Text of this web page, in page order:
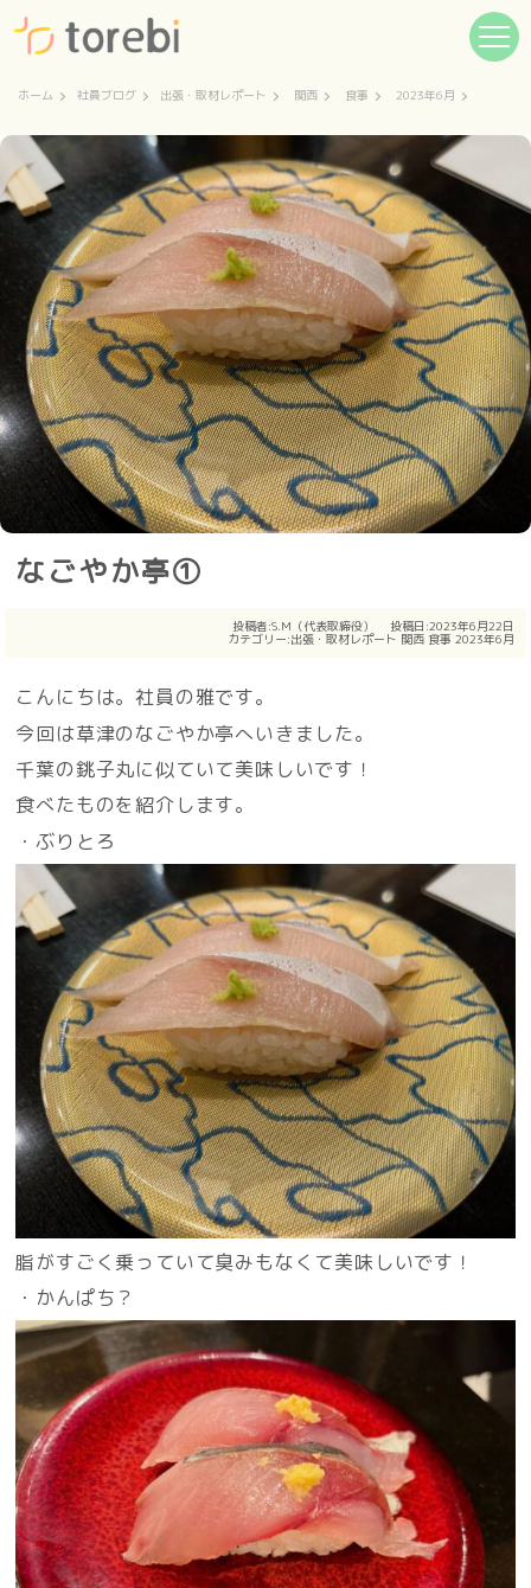
ホーム 社員ブログ 出張・取材レポート 関西 食事 2023年6月
なごやか亭①
投稿者:S.M（代表取締役） 投稿日:2023年6月22日
カテゴリー:出張・取材レポート 関西 食事 2023年6月
こんにちは。社員の雅です。
今回は草津のなごやか亭へいきました。
千葉の銚子丸に似ていて美味しいです！
食べたものを紹介します。
・ぶりとろ
脂がすごく乗っていて臭みもなくて美味しいです！
・かんぱち？